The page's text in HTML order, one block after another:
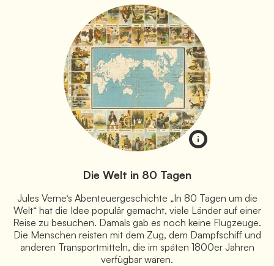
Die Welt in 80 Tagen
Jules Verne‘s Abenteuergeschichte „In 80 Tagen um die
Welt“ hat die Idee populär gemacht, viele Länder auf einer
Reise zu besuchen. Damals gab es noch keine Flugzeuge.
Die Menschen reisten mit dem Zug, dem Dampfschiff und
anderen Transportmitteln, die im späten 1800er Jahren
verfügbar waren.